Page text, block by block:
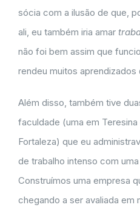
sócia com a ilusão de que,
ali, eu também iria amar
não foi bem assim que
rendeu muitos aprendizados
Além disso, também tive
faculdade (uma em
Fortaleza) que eu
de trabalho intenso com
Construímos uma empresa
chegando a ser avaliada em